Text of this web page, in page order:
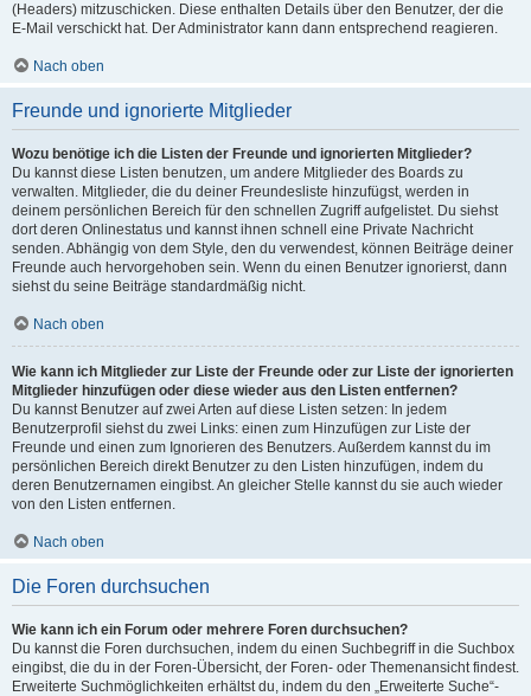
(Headers) mitzuschicken. Diese enthalten Details über den Benutzer, der die
E-Mail verschickt hat. Der Administrator kann dann entsprechend reagieren.
Nach oben
Freunde und ignorierte Mitglieder
Wozu benötige ich die Listen der Freunde und ignorierten Mitglieder?
Du kannst diese Listen benutzen, um andere Mitglieder des Boards zu
verwalten. Mitglieder, die du deiner Freundesliste hinzufügst, werden in
deinem persönlichen Bereich für den schnellen Zugriff aufgelistet. Du siehst
dort deren Onlinestatus und kannst ihnen schnell eine Private Nachricht
senden. Abhängig von dem Style, den du verwendest, können Beiträge deiner
Freunde auch hervorgehoben sein. Wenn du einen Benutzer ignorierst, dann
siehst du seine Beiträge standardmäßig nicht.
Nach oben
Wie kann ich Mitglieder zur Liste der Freunde oder zur Liste der ignorierten
Mitglieder hinzufügen oder diese wieder aus den Listen entfernen?
Du kannst Benutzer auf zwei Arten auf diese Listen setzen: In jedem
Benutzerprofil siehst du zwei Links: einen zum Hinzufügen zur Liste der
Freunde und einen zum Ignorieren des Benutzers. Außerdem kannst du im
persönlichen Bereich direkt Benutzer zu den Listen hinzufügen, indem du
deren Benutzernamen eingibst. An gleicher Stelle kannst du sie auch wieder
von den Listen entfernen.
Nach oben
Die Foren durchsuchen
Wie kann ich ein Forum oder mehrere Foren durchsuchen?
Du kannst die Foren durchsuchen, indem du einen Suchbegriff in die Suchbox
eingibst, die du in der Foren-Übersicht, der Foren- oder Themenansicht findest.
Erweiterte Suchmöglichkeiten erhältst du, indem du den „Erweiterte Suche“-